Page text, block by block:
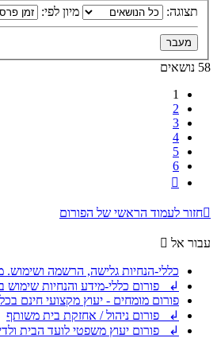
תצוגה: מיון לפי:
58 נושאים
1
2
3
4
5
6
חזור לעמוד הראשי של הפורום
עבור אל
כללי-הנחיות גלישה, הרשמה ושימוש.
↲ פורום כללי-מידע והנחיות שימוש
פורום מומחים - יעוץ מקצועי חינם
↲ פורום ניהול / אחזקת בית משותף
↲ פורום יעוץ משפטי לועד הבית